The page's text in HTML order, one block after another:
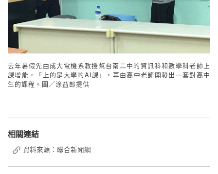
去年暑假先由成大電機系教授幫台南二中的資訊科和數學科老師上
課增能，「上的是大學的AI課」，再由高中老師開發出一套對高中
生的課程。圖／涂益郎提供
相關連結
資料來源：聯合新聞網